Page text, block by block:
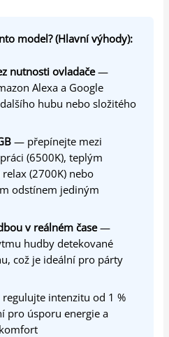
model? (Hlavní výhody):
nutnosti ovladače—
Alexa a Google
hubu nebo složitého
— přepínejte mezi
(6500K), teplým
(2700K) nebo
odstínem jediným
v reálném čase—
hudby detekované
což je ideální pro párty
intenzitu od 1 %
pro úsporu energie a